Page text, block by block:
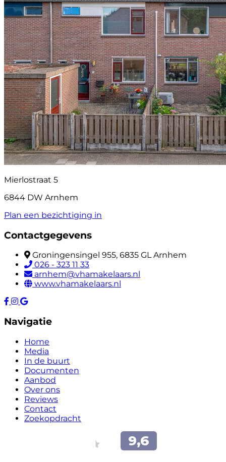
Mierlostraat 5
6844 DW Arnhem
Plan een bezichtiging in
Contactgegevens
Groningensingel 955, 6835 GL Arnhem
026 - 323 11 33
arnhem@vhamakelaars.nl
www.vhamakelaars.nl
Navigatie
Home
Media
In de buurt
Documenten
Aanbod
Over ons
Reviews
Contact
Zoekopdracht